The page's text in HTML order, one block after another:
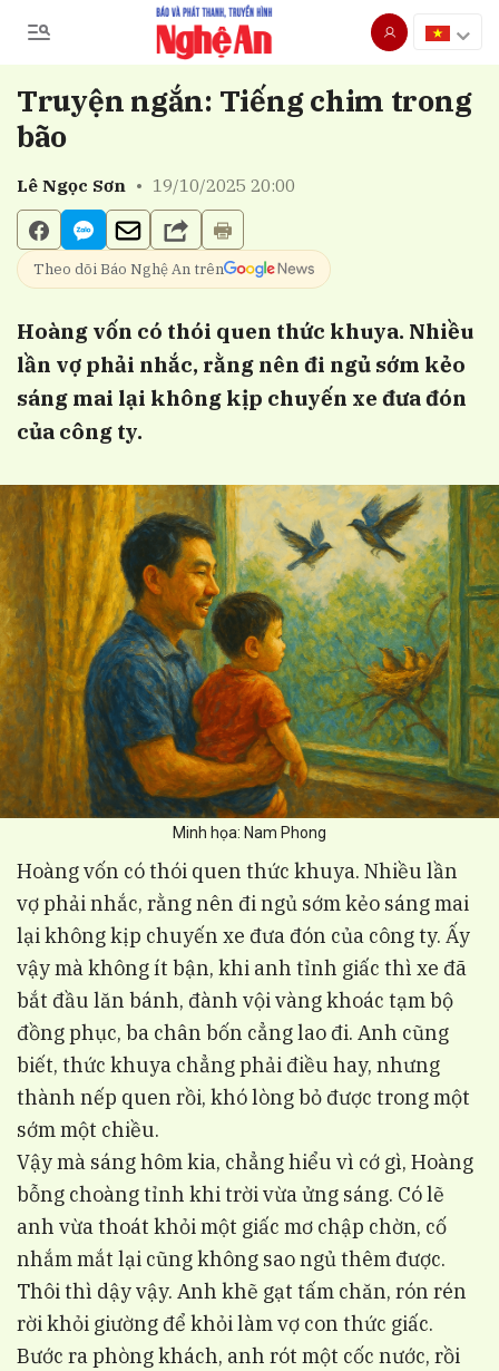
Truyện ngắn: Tiếng chim trong
bão
Lê Ngọc Sơn • 19/10/2025 20:00
Theo dõi Báo Nghệ An trên
Hoàng vốn có thói quen thức khuya. Nhiều
lần vợ phải nhắc, rằng nên đi ngủ sớm kẻo
sáng mai lại không kịp chuyến xe đưa đón
của công ty.
Minh họa: Nam Phong
Hoàng vốn có thói quen thức khuya. Nhiều lần
vợ phải nhắc, rằng nên đi ngủ sớm kẻo sáng mai
lại không kịp chuyến xe đưa đón của công ty. Ấy
vậy mà không ít bận, khi anh tỉnh giấc thì xe đã
bắt đầu lăn bánh, đành vội vàng khoác tạm bộ
đồng phục, ba chân bốn cẳng lao đi. Anh cũng
biết, thức khuya chẳng phải điều hay, nhưng
thành nếp quen rồi, khó lòng bỏ được trong một
sớm một chiều.
Vậy mà sáng hôm kia, chẳng hiểu vì cớ gì, Hoàng
bỗng choàng tỉnh khi trời vừa ửng sáng. Có lẽ
anh vừa thoát khỏi một giấc mơ chập chờn, cố
nhắm mắt lại cũng không sao ngủ thêm được.
Thôi thì dậy vậy. Anh khẽ gạt tấm chăn, rón rén
rời khỏi giường để khỏi làm vợ con thức giấc.
Bước ra phòng khách, anh rót một cốc nước, rồi
Gửi bình luận
Hủy Gửi